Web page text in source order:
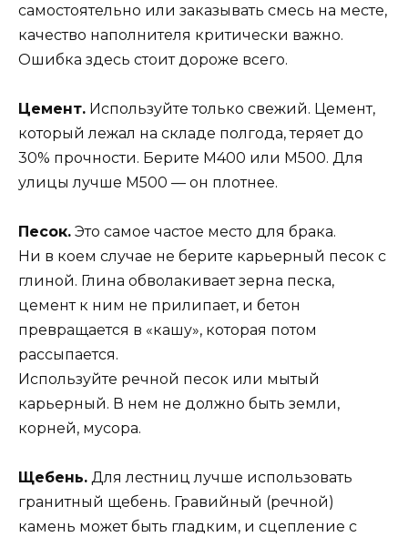
самостоятельно или заказывать смесь на месте,
качество наполнителя критически важно.
Ошибка здесь стоит дороже всего.
Цемент. Используйте только свежий. Цемент,
который лежал на складе полгода, теряет до
30% прочности. Берите М400 или М500. Для
улицы лучше М500 — он плотнее.
Песок. Это самое частое место для брака.
Ни в коем случае не берите карьерный песок с
глиной. Глина обволакивает зерна песка,
цемент к ним не прилипает, и бетон
превращается в «кашу», которая потом
рассыпается.
Используйте речной песок или мытый
карьерный. В нем не должно быть земли,
корней, мусора.
Щебень. Для лестниц лучше использовать
гранитный щебень. Гравийный (речной)
камень может быть гладким, и сцепление с